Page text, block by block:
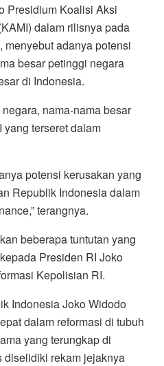
Presidium Koalisi Aksi
dalam rilisnya pada
menyebut adanya potensi
besar petinggi negara
di Indonesia.
nama-nama besar
terseret dalam
potensi kerusakan yang
Republik Indonesia dalam
terangnya.
beberapa tuntutan yang
Presiden RI Joko
Kepolisian RI.
Indonesia Joko Widodo
dalam reformasi di tubuh
yang terungkap di
diselidiki rekam jejaknya